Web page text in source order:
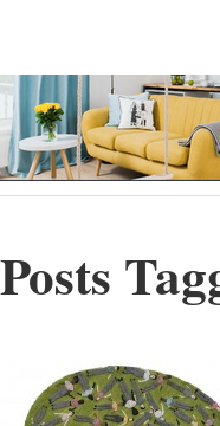
Posts